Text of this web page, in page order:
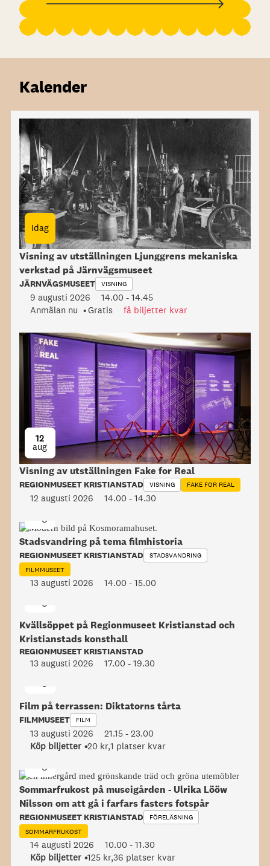
Kalender
Idag
Visning av utställningen Ljunggrens mekaniska
verkstad på Järnvägsmuseet
JÄRNVÄGSMUSEET VISNING
9 augusti 2026 14.00 -14.45
Anmälan nu
Gratis få biljetter kvar
12
aug
Visning av utställningen Fake for Real
REGIONMUSEET KRISTIANSTAD VISNING FAKE FOR REAL
12 augusti 2026 14.00 -14.30
Stadsvandring på tema filmhistoria
REGIONMUSEET KRISTIANSTAD
STADSVANDRING
FILMMUSEET
13 augusti 2026 14.00 -15.00
Kvällsöppet på Regionmuseet Kristianstad och
Kristianstads konsthall
REGIONMUSEET KRISTIANSTAD
13 augusti 2026 17.00 -19.30
Film på terrassen: Diktatorns tårta
FILMMUSEET FILM
13 augusti 2026 21.15 -23.00
Köp biljetter 20 kr,1 platser kvar
Sommarfrukost på museigården - Ulrika Lööw
Nilsson om att gå i farfars fasters fotspår
REGIONMUSEET KRISTIANSTAD
FÖRELÄSNING
SOMMARFRUKOST
14 augusti 2026 10.00 -11.30
Köp biljetter 125 kr,36 platser kvar